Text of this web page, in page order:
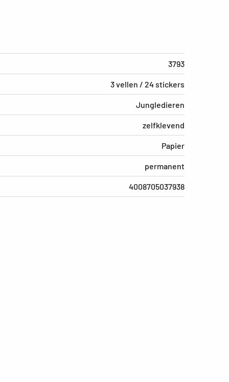
3793
3 vellen / 24 stickers
Jungledieren
zelfklevend
Papier
permanent
4008705037938